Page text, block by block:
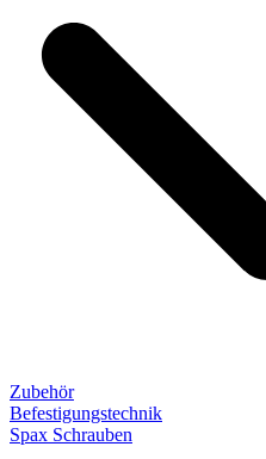
Zubehör
Befestigungstechnik
Spax Schrauben